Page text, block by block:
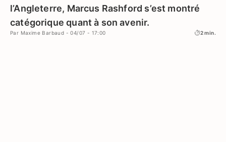
l’Angleterre, Marcus Rashford s’est montré
catégorique quant à son avenir.
Par Maxime Barbaud - 04/07 - 17:00 2 min.